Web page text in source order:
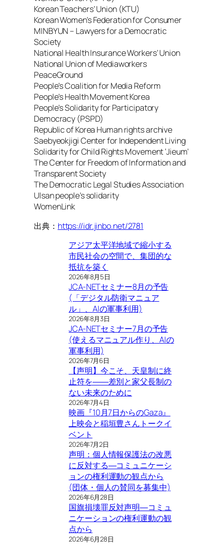
Korean Teachers’ Union (KTU)
Korean Women’s Federation for Consumer
MINBYUN – Lawyers for a Democratic
Society
National Health Insurance Workers’ Union
National Union of Mediaworkers
PeaceGround
People’s Coalition for Media Reform
People’s Health Movement Korea
People’s Solidarity for Participatory
Democracy (PSPD)
Republic of Korea Human rights archive
Saebyeokjigi Center for Independent Living
Solidarity for Child Rights Movement ‘Jieum’
The Center for Freedom of Information and
Transparent Society
The Democratic Legal Studies Association
Ulsan people’s solidarity
WomenLink
出典： https://idr.jinbo.net/2781
アジア太平洋地域で縮小する
市民社会の空間で、集団的な
抵抗を築く
2026年8月5日
JCA-NETセミナー8月の予告
(「デジタル防衛マニュア
ル」、AIの軍事利用)
2026年8月3日
JCA-NETセミナー7月の予告
(使えるマニュアル作り、AIの
軍事利用)
2026年7月6日
【声明】今こそ、天皇制に終
止符を――差別と家父長制の
ない未来のために
2026年7月4日
映画『10月7日からのGaza』
上映会と稲垣豊さんトークイ
ベント
2026年7月2日
声明：個人情報保護法の改悪
に反対する―コミュニケーシ
ョンの権利運動の観点から
(団体・個人の賛同を募集中)
2026年6月28日
国旗損壊罪反対声明―コミュ
ニケーションの権利運動の観
点から
2026年6月28日